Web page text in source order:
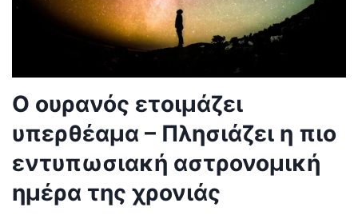
Ο ουρανός ετοιμάζει
υπερθέαμα – Πλησιάζει η πιο
εντυπωσιακή αστρονομική
ημέρα της χρονιάς